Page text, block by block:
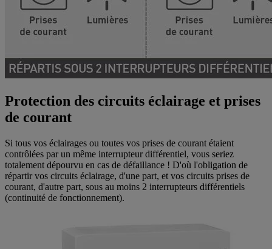
Protection des circuits éclairage et prises
de courant
Si tous vos éclairages ou toutes vos prises de courant étaient
contrôlées par un même interrupteur différentiel, vous seriez
totalement dépourvu en cas de défaillance ! D'où l'obligation de
répartir vos circuits éclairage, d'une part, et vos circuits prises de
courant, d'autre part, sous au moins 2 interrupteurs différentiels
(continuité de fonctionnement).